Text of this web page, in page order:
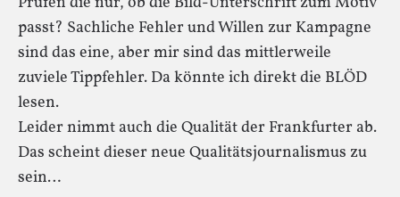
passt? Sachliche Fehler und Willen zur Kampagne
sind das eine, aber mir sind das mittlerweile
zuviele Tippfehler. Da könnte ich direkt die BLÖD
lesen.
Leider nimmt auch die Qualität der Frankfurter ab.
Das scheint dieser neue Qualitätsjournalismus zu
sein…